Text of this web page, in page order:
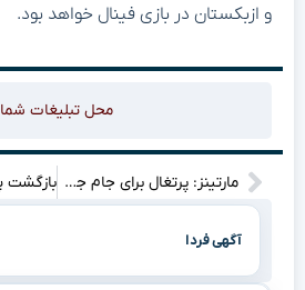
و ازبکستان در بازی فینال خواهد بود.
محل تبلیغات شما
مارتینز: پرتغال برای جام جهانی ۲۰۲۶، “ژوتا” را می‌خواهد
آگهی فردا